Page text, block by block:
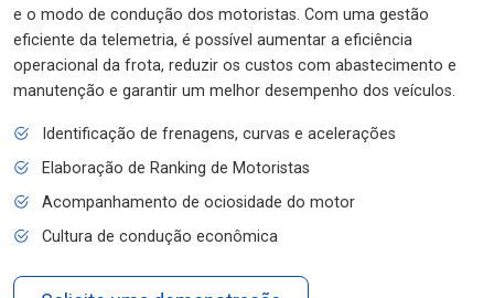
e o modo de condução dos motoristas. Com uma gestão
eficiente da telemetria, é possível aumentar a eficiência
operacional da frota, reduzir os custos com abastecimento e
manutenção e garantir um melhor desempenho dos veículos.
Identificação de frenagens, curvas e acelerações
Elaboração de Ranking de Motoristas
Acompanhamento de ociosidade do motor
Cultura de condução econômica